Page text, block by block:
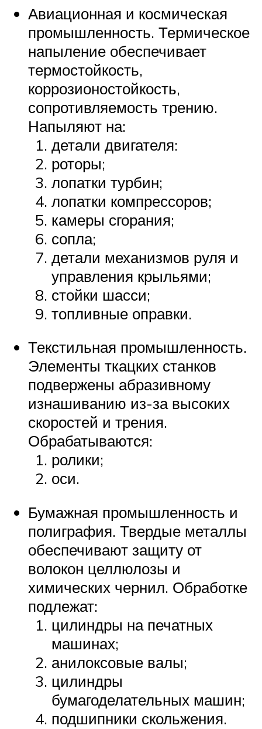
Авиационная и космическая
промышленность. Термическое
напыление обеспечивает
термостойкость,
коррозионостойкость,
сопротивляемость трению.
Напыляют на:
детали двигателя:
роторы;
лопатки турбин;
лопатки компрессоров;
камеры сгорания;
сопла;
детали механизмов руля и
управления крыльями;
стойки шасси;
топливные оправки.
Текстильная промышленность.
Элементы ткацких станков
подвержены абразивному
изнашиванию из-за высоких
скоростей и трения.
Обрабатываются:
ролики;
оси.
Бумажная промышленность и
полиграфия. Твердые металлы
обеспечивают защиту от
волокон целлюлозы и
химических чернил. Обработке
подлежат:
цилиндры на печатных
машинах;
анилоксовые валы;
цилиндры
бумагоделательных машин;
подшипники скольжения.